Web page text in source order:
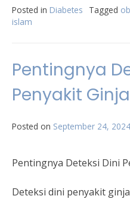
Posted in Diabetes Tagged
islam
Pentingnya
Penyakit
Posted on September 24, 2024
Pentingnya Deteksi Dini
Deteksi dini penyakit